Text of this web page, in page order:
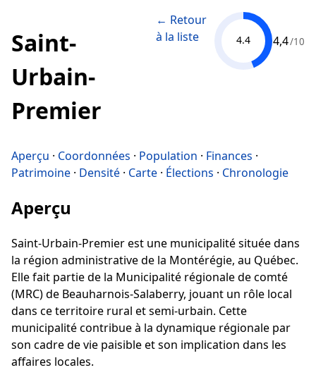
Saint-
Urbain-
Premier
← Retour
à la liste
4.4 4,4/10
Aperçu · Coordonnées · Population · Finances ·
Patrimoine · Densité · Carte · Élections · Chronologie
Aperçu
Saint-Urbain-Premier est une municipalité située dans
la région administrative de la Montérégie, au Québec.
Elle fait partie de la Municipalité régionale de comté
(MRC) de Beauharnois-Salaberry, jouant un rôle local
dans ce territoire rural et semi-urbain. Cette
municipalité contribue à la dynamique régionale par
son cadre de vie paisible et son implication dans les
affaires locales.